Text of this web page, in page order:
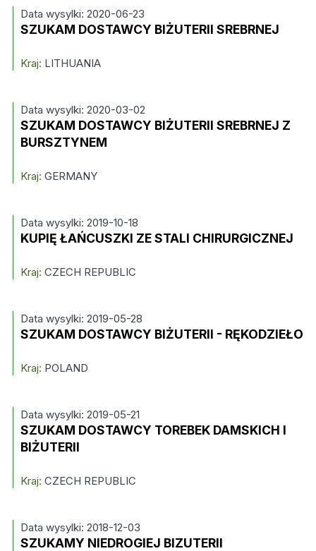
Data wysylki: 2020-06-23
SZUKAM DOSTAWCY BIŻUTERII SREBRNEJ
Kraj: LITHUANIA
Data wysylki: 2020-03-02
SZUKAM DOSTAWCY BIŻUTERII SREBRNEJ Z
BURSZTYNEM
Kraj: GERMANY
Data wysylki: 2019-10-18
KUPIĘ ŁAŃCUSZKI ZE STALI CHIRURGICZNEJ
Kraj: CZECH REPUBLIC
Data wysylki: 2019-05-28
SZUKAM DOSTAWCY BIŻUTERII - RĘKODZIEŁO
Kraj: POLAND
Data wysylki: 2019-05-21
SZUKAM DOSTAWCY TOREBEK DAMSKICH I
BIŻUTERII
Kraj: CZECH REPUBLIC
Data wysylki: 2018-12-03
SZUKAMY NIEDROGIEJ BIZUTERII